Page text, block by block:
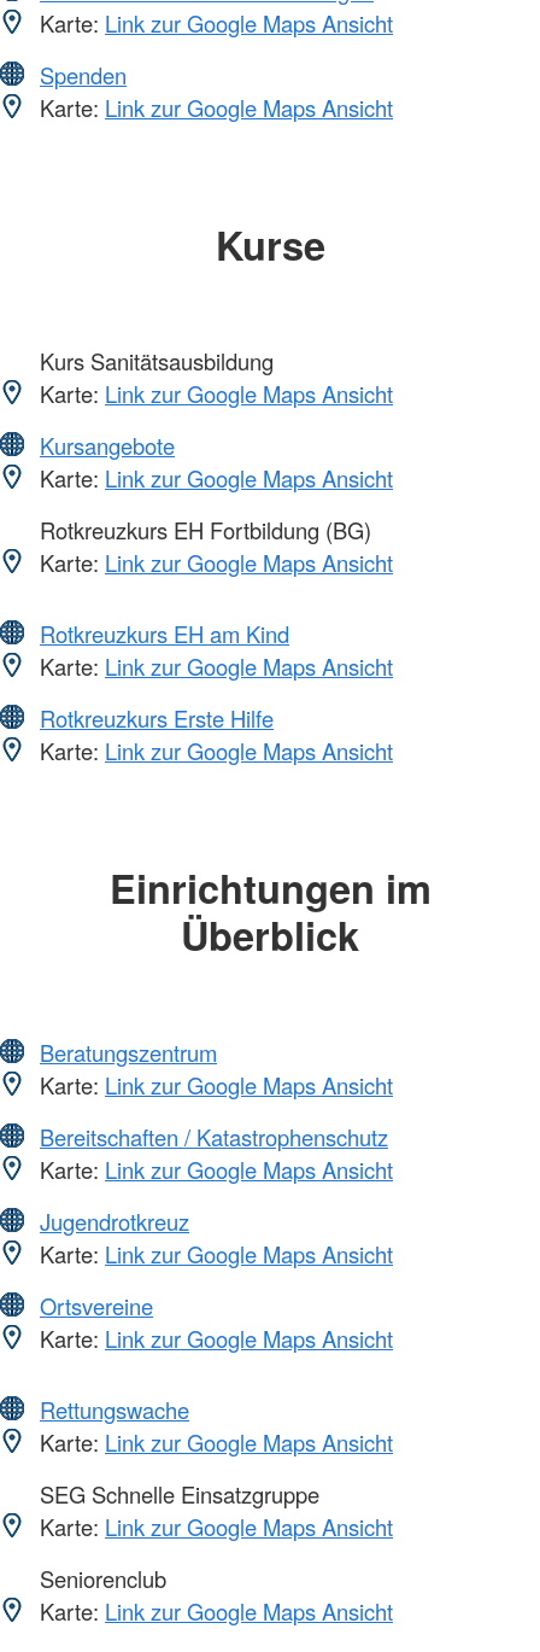
Karte: Link zur Google Maps Ansicht
Spenden
Karte: Link zur Google Maps Ansicht
Kurse
Kurs Sanitätsausbildung
Karte: Link zur Google Maps Ansicht
Kursangebote
Karte: Link zur Google Maps Ansicht
Rotkreuzkurs EH Fortbildung (BG)
Karte: Link zur Google Maps Ansicht
Rotkreuzkurs EH am Kind
Karte: Link zur Google Maps Ansicht
Rotkreuzkurs Erste Hilfe
Karte: Link zur Google Maps Ansicht
Einrichtungen im
Überblick
Beratungszentrum
Karte: Link zur Google Maps Ansicht
Bereitschaften / Katastrophenschutz
Karte: Link zur Google Maps Ansicht
Jugendrotkreuz
Karte: Link zur Google Maps Ansicht
Ortsvereine
Karte: Link zur Google Maps Ansicht
Rettungswache
Karte: Link zur Google Maps Ansicht
SEG Schnelle Einsatzgruppe
Karte: Link zur Google Maps Ansicht
Seniorenclub
Karte: Link zur Google Maps Ansicht